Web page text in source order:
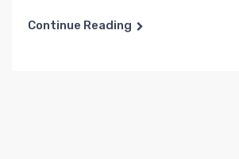
Continue Reading